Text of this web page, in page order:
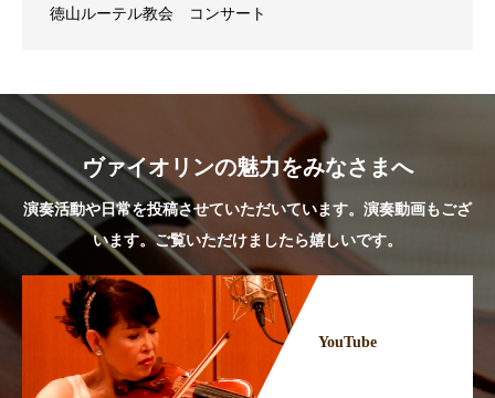
徳山ルーテル教会 コンサート
ヴァイオリンの魅力をみなさまへ
演奏活動や日常を投稿させていただいています。演奏動画もござ
います。ご覧いただけましたら嬉しいです。
YouTube